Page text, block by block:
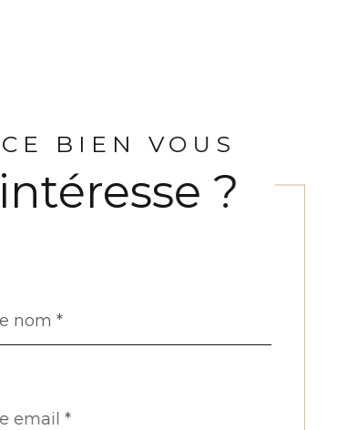
CE BIEN VOUS
intéresse ?
par